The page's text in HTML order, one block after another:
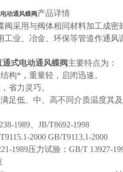
动通风蝶阀 产品详情
采用与阀体相同材料加工成密
工业、冶金、环保等管道作通风
式电动通风蝶阀主要特点为：
构*，重量轻，启闭迅速。
省力灵巧。
足低、中、高不同介质温度其及
1989、JB/T8692-1998
2000 GB/T9113.1-2000
1989压力试验：GB/T 13927-